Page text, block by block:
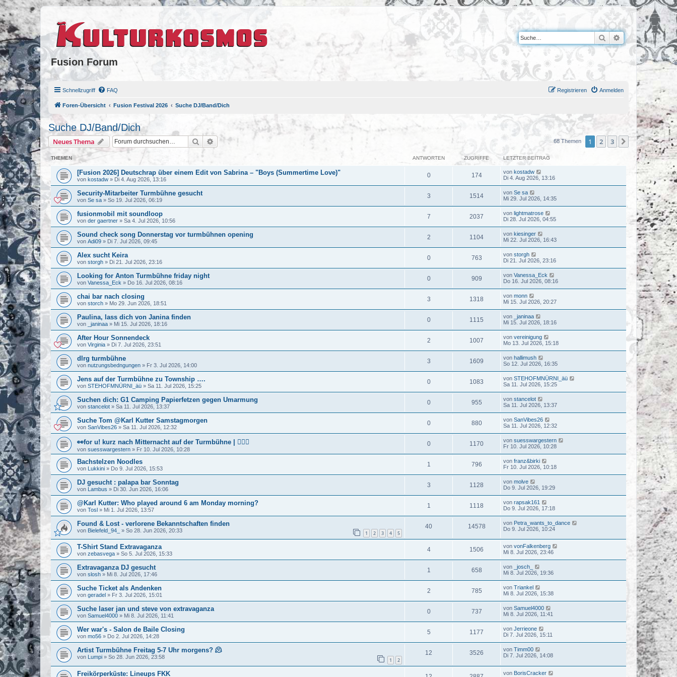
Fusion Forum
Suche Erweiterte Suche
Schnellzugriff FAQ Anmelden
Registrieren
Foren-Übersicht Fusion Festival 2026 Suche DJ/Band/Dich
Suche DJ/Band/Dich
Neues Thema Suche Erweiterte Suche 68 Themen 1 2 3 Nächste
THEMEN ANTWORTEN ZUGRIFFE LETZTER BEITRAG
[Fusion 2026] Deutschrap über einem Edit von Sabrina – "Boys (Summertime Love)"
von kostadw » Di 4. Aug 2026, 13:16
0 174 von kostadw
Di 4. Aug 2026, 13:16
Security-Mitarbeiter Turmbühne gesucht
von Se sa » So 19. Jul 2026, 06:19
3 1514 von Se sa
Mi 29. Jul 2026, 14:35
fusionmobil mit soundloop
von der gaertner » Sa 4. Jul 2026, 10:56
7 2037 von lightmatrose
Di 28. Jul 2026, 04:55
Sound check song Donnerstag vor turmbühnen opening
von Adi09 » Di 7. Jul 2026, 09:45
2 1104 von kiesinger
Mi 22. Jul 2026, 16:43
Alex sucht Keira
von storgh » Di 21. Jul 2026, 23:16
0 763 von storgh
Di 21. Jul 2026, 23:16
Looking for Anton Turmbühne friday night
von Vanessa_Eck » Do 16. Jul 2026, 08:16
0 909 von Vanessa_Eck
Do 16. Jul 2026, 08:16
chai bar nach closing
von storch » Mo 29. Jun 2026, 18:51
3 1318 von monn
Mi 15. Jul 2026, 20:27
Paulina, lass dich von Janina finden
von _janinaa » Mi 15. Jul 2026, 18:16
0 1115 von
_janinaa
Mi 15. Jul 2026, 18:16
After Hour Sonnendeck
von Virginia » Di 7. Jul 2026, 23:51
2 1007 von vereinigung
Mo 13. Jul 2026, 15:18
dlrg turmbühne
von nutzungsbedngungen » Fr 3. Jul 2026, 14:00
3 1609 von hallimush
So 12. Jul 2026, 16:35
Jens auf der Turmbühne zu Township ….
von STEHOFMNÜRNI_äü » Sa 11. Jul 2026, 15:25
0 1083 von STEHOFMNÜRNI_äü
Sa 11. Jul 2026, 15:25
Suchen dich: G1 Camping Papierfetzen gegen Umarmung
von stancelot » Sa 11. Jul 2026, 13:37
0 955 von stancelot
Sa 11. Jul 2026, 13:37
Suche Tom @Karl Kutter Samstagmorgen
von SanVibes26 » Sa 11. Jul 2026, 12:32
0 880 von SanVibes26
Sa 11. Jul 2026, 12:32
👀for u! kurz nach Mitternacht auf der Turmbühne | 👯🏻‍♂️
von suesswargestern » Fr 10. Jul 2026, 10:28
0 1170 von suesswargestern
Fr 10. Jul 2026, 10:28
Bachstelzen Noodles
von Lukkini » Do 9. Jul 2026, 15:53
1 796 von franz&birki
Fr 10. Jul 2026, 10:18
DJ gesucht : palapa bar Sonntag
von Lambus » Di 30. Jun 2026, 16:06
3 1128 von molve
Do 9. Jul 2026, 19:29
@Karl Kutter: Who played around 6 am Monday morning?
von Tosl » Mi 1. Jul 2026, 13:57
1 1118 von rapsak161
Do 9. Jul 2026, 17:18
Found & Lost - verlorene Bekanntschaften finden
von Bielefeld_94_ » So 28. Jun 2026, 20:33 1 2 3 4 5
40 14578 von Petra_wants_to_dance
Do 9. Jul 2026, 10:24
T-Shirt Stand Extravaganza
von zebasvega » So 5. Jul 2026, 15:33
4 1506 von vonFalkenberg
Mi 8. Jul 2026, 23:46
Extravaganza DJ gesucht
von slosh » Mi 8. Jul 2026, 17:46
1 658 von
_josch_
Mi 8. Jul 2026, 19:36
Suche Ticket als Andenken
von geradel » Fr 3. Jul 2026, 15:01
2 785 von Triankel
Mi 8. Jul 2026, 15:38
Suche laser jan und steve von extravaganza
von Samuel4000 » Mi 8. Jul 2026, 11:41
0 737 von Samuel4000
Mi 8. Jul 2026, 11:41
Wer war's - Salon de Baile Closing
von mo56 » Do 2. Jul 2026, 14:28
5 1177 von Jerrieone
Di 7. Jul 2026, 15:11
Artist Turmbühne Freitag 5-7 Uhr morgens? 🫠
von Lumpi » So 28. Jun 2026, 23:58 1 2
12 3526 von Timm00
Di 7. Jul 2026, 14:08
Freikörperküste: Lineups FKK von BorisCracker